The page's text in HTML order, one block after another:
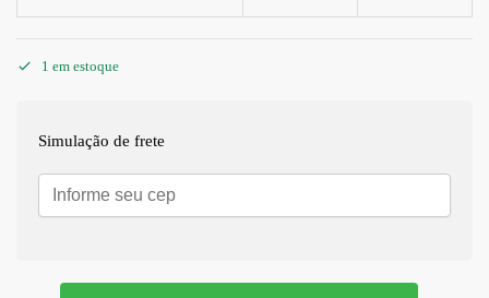
1 em estoque
Simulação de frete